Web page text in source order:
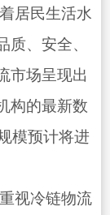
居民生活水
、安全、
市场呈现出
构的最新数
模预计将进
视冷链物流